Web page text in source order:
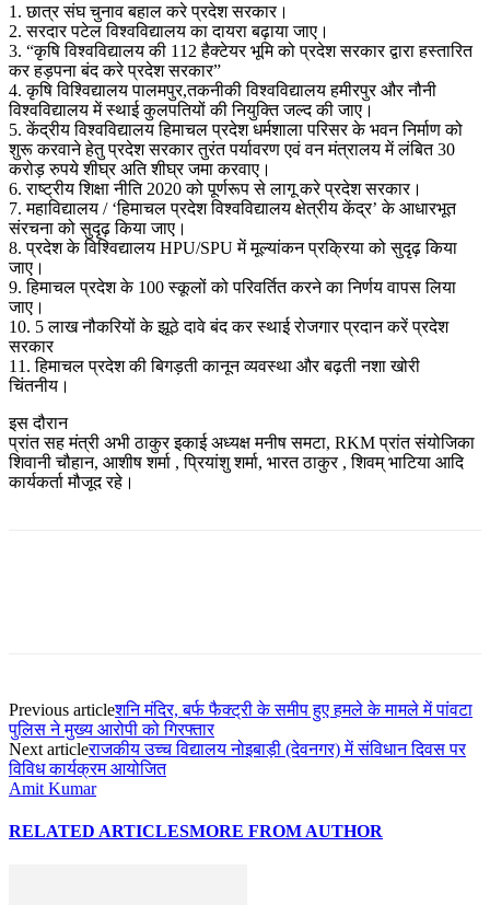
1. छात्र संघ चुनाव बहाल करे प्रदेश सरकार।
2. सरदार पटेल विश्वविद्यालय का दायरा बढ़ाया जाए।
3. “कृषि विश्वविद्यालय की 112 हैक्टेयर भूमि को प्रदेश सरकार द्वारा हस्तारित
कर हड़पना बंद करे प्रदेश सरकार”
4. कृषि विश्विद्यालय पालमपुर,तकनीकी विश्वविद्यालय हमीरपुर और नौनी
विश्वविद्यालय में स्थाई कुलपतियों की नियुक्ति जल्द की जाए।
5. केंद्रीय विश्वविद्यालय हिमाचल प्रदेश धर्मशाला परिसर के भवन निर्माण को
शुरू करवाने हेतु प्रदेश सरकार तुरंत पर्यावरण एवं वन मंत्रालय में लंबित 30
करोड़ रुपये शीघ्र अति शीघ्र जमा करवाए।
6. राष्ट्रीय शिक्षा नीति 2020 को पूर्णरूप से लागू करे प्रदेश सरकार।
7. महाविद्यालय / ‘हिमाचल प्रदेश विश्वविद्यालय क्षेत्रीय केंद्र’ के आधारभूत
संरचना को सुदृढ़ किया जाए।
8. प्रदेश के विश्विद्यालय HPU/SPU में मूल्यांकन प्रक्रिया को सुदृढ़ किया
जाए।
9. हिमाचल प्रदेश के 100 स्कूलों को परिवर्तित करने का निर्णय वापस लिया
जाए।
10. 5 लाख नौकरियों के झूठे दावे बंद कर स्थाई रोजगार प्रदान करें प्रदेश
सरकार
11. हिमाचल प्रदेश की बिगड़ती कानून व्यवस्था और बढ़ती नशा खोरी
चिंतनीय।
इस दौरान
प्रांत सह मंत्री अभी ठाकुर इकाई अध्यक्ष मनीष समटा, RKM प्रांत संयोजिका
शिवानी चौहान, आशीष शर्मा , प्रियांशु शर्मा, भारत ठाकुर , शिवम् भाटिया आदि
कार्यकर्ता मौजूद रहे।
Previous articleशनि मंदिर, बर्फ फैक्ट्री के समीप हुए हमले के मामले में पांवटा
पुलिस ने मुख्य आरोपी को गिरफ्तार
Next articleराजकीय उच्च विद्यालय नोइबाड़ी (देवनगर) में संविधान दिवस पर
विविध कार्यक्रम आयोजित
Amit Kumar
RELATED ARTICLESMORE FROM AUTHOR